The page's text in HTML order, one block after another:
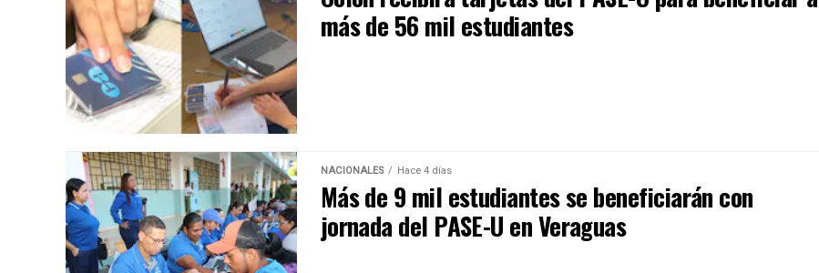
más de 56 mil estudiantes
NACIONALES Hace 4 días
Más de 9 mil estudiantes se beneficiarán con
jornada del PASE-U en Veraguas